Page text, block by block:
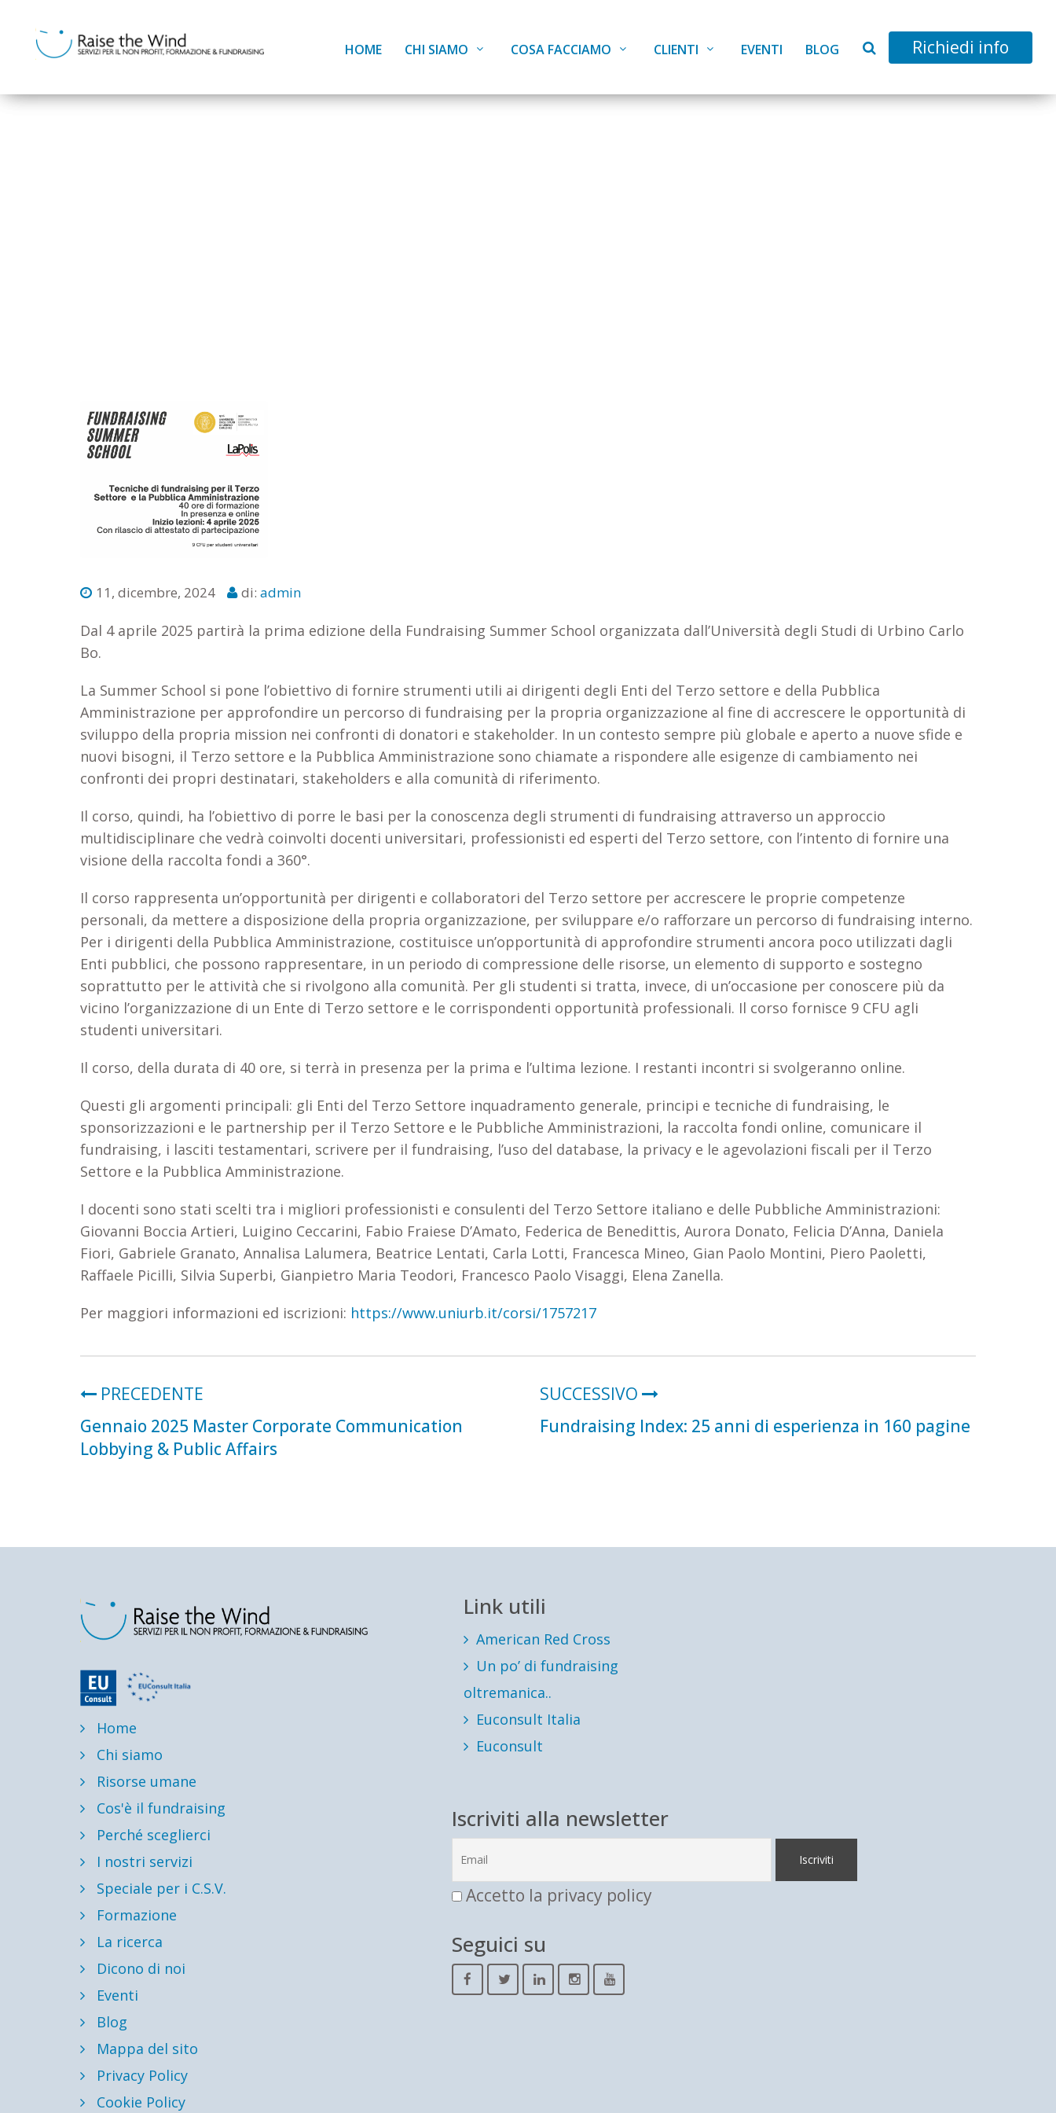
HOME CHI SIAMO COSA FACCIAMO CLIENTI EVENTI BLOG Richiedi info
11, dicembre, 2024 di: admin
Dal 4 aprile 2025 partirà la prima edizione della Fundraising Summer School organizzata dall’Università degli Studi di Urbino Carlo
Bo.
La Summer School si pone l’obiettivo di fornire strumenti utili ai dirigenti degli Enti del Terzo settore e della Pubblica
Amministrazione per approfondire un percorso di fundraising per la propria organizzazione al fine di accrescere le opportunità di
sviluppo della propria mission nei confronti di donatori e stakeholder. In un contesto sempre più globale e aperto a nuove sfide e
nuovi bisogni, il Terzo settore e la Pubblica Amministrazione sono chiamate a rispondere alle esigenze di cambiamento nei
confronti dei propri destinatari, stakeholders e alla comunità di riferimento.
Il corso, quindi, ha l’obiettivo di porre le basi per la conoscenza degli strumenti di fundraising attraverso un approccio
multidisciplinare che vedrà coinvolti docenti universitari, professionisti ed esperti del Terzo settore, con l’intento di fornire una
visione della raccolta fondi a 360°.
Il corso rappresenta un’opportunità per dirigenti e collaboratori del Terzo settore per accrescere le proprie competenze
personali, da mettere a disposizione della propria organizzazione, per sviluppare e/o rafforzare un percorso di fundraising interno.
Per i dirigenti della Pubblica Amministrazione, costituisce un’opportunità di approfondire strumenti ancora poco utilizzati dagli
Enti pubblici, che possono rappresentare, in un periodo di compressione delle risorse, un elemento di supporto e sostegno
soprattutto per le attività che si rivolgono alla comunità. Per gli studenti si tratta, invece, di un’occasione per conoscere più da
vicino l’organizzazione di un Ente di Terzo settore e le corrispondenti opportunità professionali. Il corso fornisce 9 CFU agli
studenti universitari.
Il corso, della durata di 40 ore, si terrà in presenza per la prima e l’ultima lezione. I restanti incontri si svolgeranno online.
Questi gli argomenti principali: gli Enti del Terzo Settore inquadramento generale, principi e tecniche di fundraising, le
sponsorizzazioni e le partnership per il Terzo Settore e le Pubbliche Amministrazioni, la raccolta fondi online, comunicare il
fundraising, i lasciti testamentari, scrivere per il fundraising, l’uso del database, la privacy e le agevolazioni fiscali per il Terzo
Settore e la Pubblica Amministrazione.
I docenti sono stati scelti tra i migliori professionisti e consulenti del Terzo Settore italiano e delle Pubbliche Amministrazioni:
Giovanni Boccia Artieri, Luigino Ceccarini, Fabio Fraiese D’Amato, Federica de Benedittis, Aurora Donato, Felicia D’Anna, Daniela
Fiori, Gabriele Granato, Annalisa Lalumera, Beatrice Lentati, Carla Lotti, Francesca Mineo, Gian Paolo Montini, Piero Paoletti,
Raffaele Picilli, Silvia Superbi, Gianpietro Maria Teodori, Francesco Paolo Visaggi, Elena Zanella.
Per maggiori informazioni ed iscrizioni: https://www.uniurb.it/corsi/1757217
PRECEDENTE
Gennaio 2025 Master Corporate Communication
Lobbying & Public Affairs
SUCCESSIVO
Fundraising Index: 25 anni di esperienza in 160 pagine
Home
Chi siamo
Risorse umane
Cos'è il fundraising
Perché sceglierci
I nostri servizi
Speciale per i C.S.V.
Formazione
La ricerca
Dicono di noi
Eventi
Blog
Mappa del sito
Privacy Policy
Cookie Policy
Link utili
American Red Cross
Un po’ di fundraising
oltremanica..
Euconsult Italia
Euconsult
Iscriviti alla newsletter
Accetto la privacy policy
Seguici su